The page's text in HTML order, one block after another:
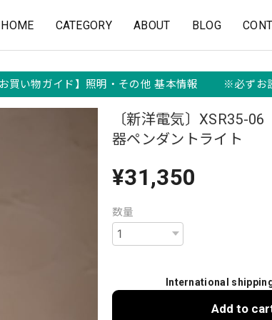
HOME CATEGORY ABOUT BLOG
買い物ガイド】照明・その他 基本情報 ※必ずお
〔新洋電気〕XSR35-
器ペンダントライト
¥31,350
数量
International
Add to